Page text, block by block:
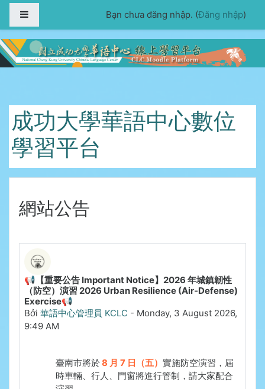
Chuyển tới nội dung chính
Bảng điều khiển cạnhBạn chưa đăng nhập. (Đăng nhập)
成功大學華語中心數位
學習平台
網站公告
📢【重要公告 Important Notice】2026 年城鎮韌性
（防空）演習 2026 Urban Resilience (Air-Defense)
Exercise📢
Bởi 華語中心管理員 KCLC - Monday, 3 August 2026,
9:49 AM
臺南市將於8 月 7 日（五） 實施防空演習，屆
時車輛、行人、門窗將進行管制，請大家配合